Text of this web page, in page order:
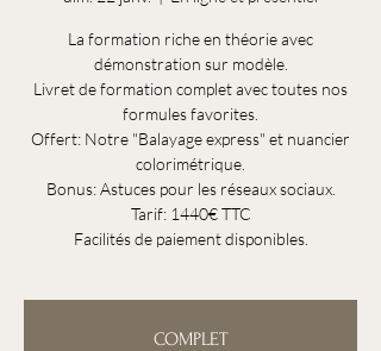
La formation riche en théorie avec
démonstration sur modèle.
Livret de formation complet avec toutes nos
formules favorites.
Offert: Notre "Balayage express" et nuancier
colorimétrique.
Bonus: Astuces pour les réseaux sociaux.
Tarif: 1440€ TTC
Facilités de paiement disponibles.
COMPLET